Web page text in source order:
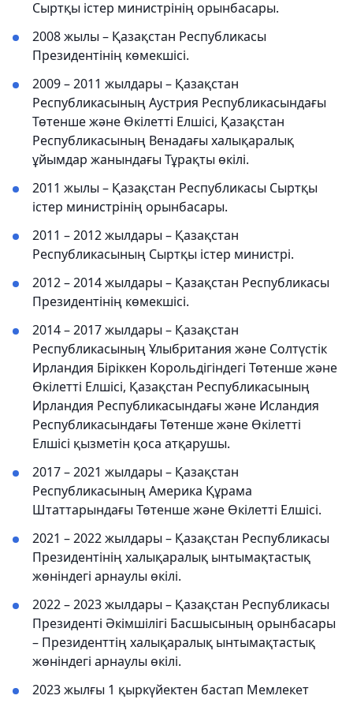
Сыртқы істер министрінің орынбасары.
2008 жылы – Қазақстан Республикасы
Президентінің көмекшісі.
2009 – 2011 жылдары – Қазақстан
Республикасының Аустрия Республикасындағы
Төтенше және Өкілетті Елшісі, Қазақстан
Республикасының Венадағы халықаралық
ұйымдар жанындағы Тұрақты өкілі.
2011 жылы – Қазақстан Республикасы Сыртқы
істер министрінің орынбасары.
2011 – 2012 жылдары – Қазақстан
Республикасының Сыртқы істер министрі.
2012 – 2014 жылдары – Қазақстан Республикасы
Президентінің көмекшісі.
2014 – 2017 жылдары – Қазақстан
Республикасының Ұлыбритания және Солтүстік
Ирландия Біріккен Корольдігіндегі Төтенше және
Өкілетті Елшісі, Қазақстан Республикасының
Ирландия Республикасындағы және Исландия
Республикасындағы Төтенше және Өкілетті
Елшісі қызметін қоса атқарушы.
2017 – 2021 жылдары – Қазақстан
Республикасының Америка Құрама
Штаттарындағы Төтенше және Өкілетті Елшісі.
2021 – 2022 жылдары – Қазақстан Республикасы
Президентінің халықаралық ынтымақтастық
жөніндегі арнаулы өкілі.
2022 – 2023 жылдары – Қазақстан Республикасы
Президенті Әкімшілігі Басшысының орынбасары
– Президенттің халықаралық ынтымақтастық
жөніндегі арнаулы өкілі.
2023 жылғы 1 қыркүйектен бастап Мемлекет